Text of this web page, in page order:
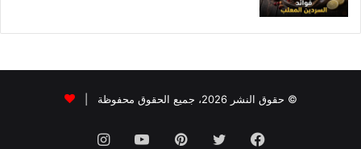
© حقوق النشر 2026، جميع الحقوق محفوظة |
فيسبوك تويتر بينتيريستيوتيوبانستقرام